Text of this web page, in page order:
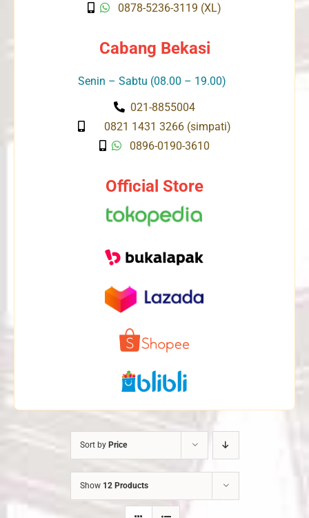
0878-5236-3119 (XL)
Cabang Bekasi
Senin – Sabtu (08.00 – 19.00)
021-8855004
0821 1431 3266 (simpati)
0896-0190-3610
Official Store
Sort by Price
Show 12 Products